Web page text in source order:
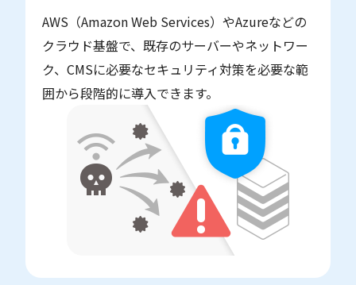
AWS（Amazon Web Services）やAzureなどの
クラウド基盤で、既存のサーバーやネットワー
ク、CMSに必要なセキュリティ対策を必要な範
囲から段階的に導入できます。